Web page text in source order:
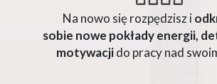
Na nowo się rozpędzisz i
sobie nowe pokłady energii,
motywacjido pracy nad